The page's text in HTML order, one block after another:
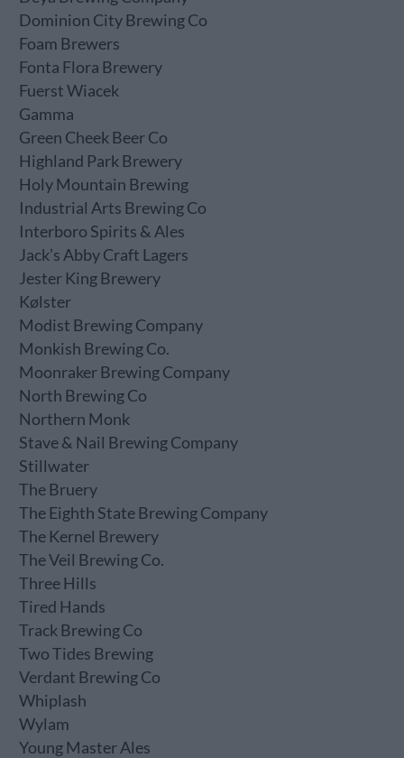
Dominion City Brewing Co
Foam Brewers
Fonta Flora Brewery
Fuerst Wiacek
Gamma
Green Cheek Beer Co
Highland Park Brewery
Holy Mountain Brewing
Industrial Arts Brewing Co
Interboro Spirits & Ales
Jack’s Abby Craft Lagers
Jester King Brewery
Kølster
Modist Brewing Company
Monkish Brewing Co.
Moonraker Brewing Company
North Brewing Co
Northern Monk
Stave & Nail Brewing Company
Stillwater
The Bruery
The Eighth State Brewing Company
The Kernel Brewery
The Veil Brewing Co.
Three Hills
Tired Hands
Track Brewing Co
Two Tides Brewing
Verdant Brewing Co
Whiplash
Wylam
Young Master Ales